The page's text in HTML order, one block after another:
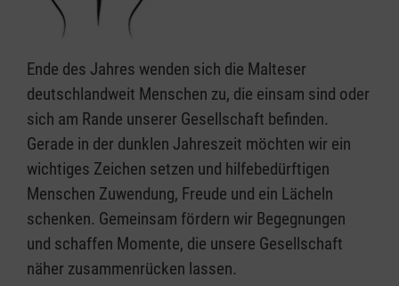
Ende des Jahres wenden sich die Malteser
deutschlandweit Menschen zu, die einsam sind oder
sich am Rande unserer Gesellschaft befinden.
Gerade in der dunklen Jahreszeit möchten wir ein
wichtiges Zeichen setzen und hilfebedürftigen
Menschen Zuwendung, Freude und ein Lächeln
schenken. Gemeinsam fördern wir Begegnungen
und schaffen Momente, die unsere Gesellschaft
näher zusammenrücken lassen.